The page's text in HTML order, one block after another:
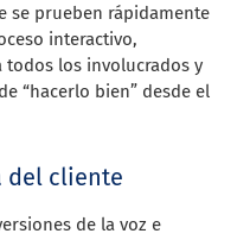
se prueben rápidamente
interactivo,
todos los involucrados y
“hacerlo bien” desde el
del cliente
de la voz e